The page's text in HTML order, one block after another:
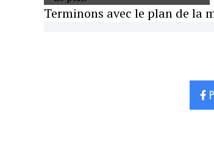
Terminons avec le plan de la